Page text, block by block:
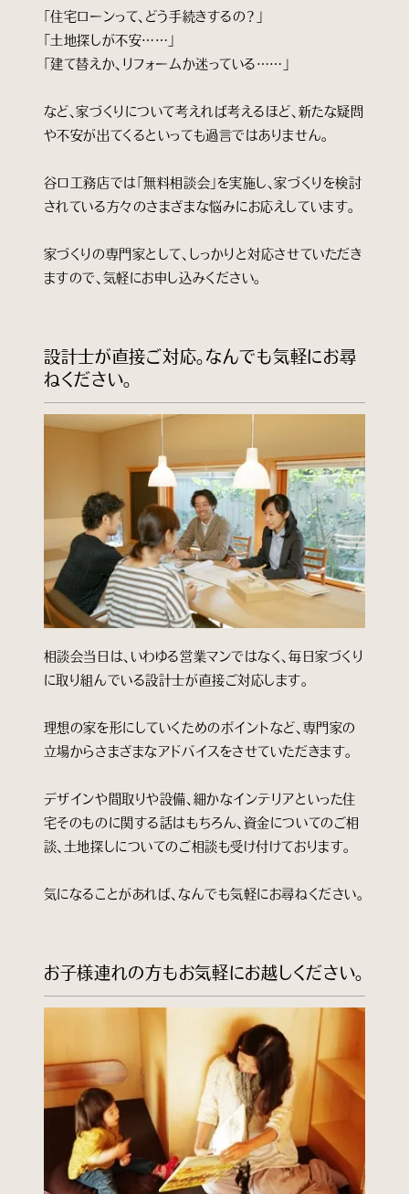
「住宅ローンって、どう手続きするの？」
「土地探しが不安……」
「建て替えか、リフォームか迷っている……」
など、家づくりについて考えれば考えるほど、新たな疑問
や不安が出てくるといっても過言ではありません。
谷口工務店では「無料相談会」を実施し、家づくりを検討
されている方々のさまざまな悩みにお応えしています。
家づくりの専門家として、しっかりと対応させていただき
ますので、気軽にお申し込みください。
設計士が直接ご対応。なんでも気軽にお尋
ねください。
相談会当日は、いわゆる営業マンではなく、毎日家づくり
に取り組んでいる設計士が直接ご対応します。
理想の家を形にしていくためのポイントなど、専門家の
立場からさまざまなアドバイスをさせていただきます。
デザインや間取りや設備、細かなインテリアといった住
宅そのものに関する話はもちろん、資金についてのご相
談、土地探しについてのご相談も受け付けております。
気になることがあれば、なんでも気軽にお尋ねください。
お子様連れの方もお気軽にお越しください。